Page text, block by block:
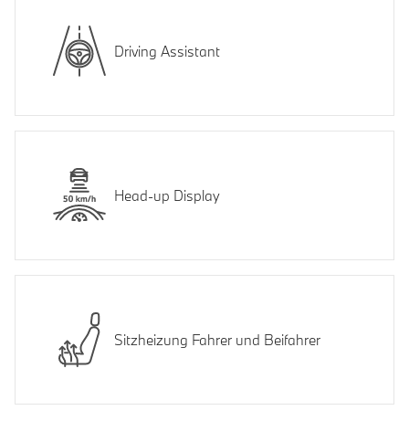
Driving Assistant
Head-up Display
Sitzheizung Fahrer und Beifahrer